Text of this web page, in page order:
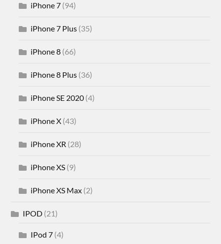
iPhone 7 (94)
iPhone 7 Plus (35)
iPhone 8 (66)
iPhone 8 Plus (36)
iPhone SE 2020 (4)
iPhone X (43)
iPhone XR (28)
iPhone XS (9)
iPhone XS Max (2)
IPOD (21)
IPod 7 (4)